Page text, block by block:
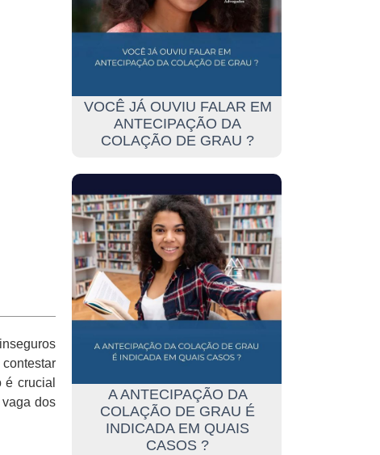
crucial
dos
VOCÊ JÁ OUVIU FALAR EM
ANTECIPAÇÃO DA
COLAÇÃO DE GRAU ?
A ANTECIPAÇÃO DA
COLAÇÃO DE GRAU É
INDICADA EM QUAIS
CASOS ?